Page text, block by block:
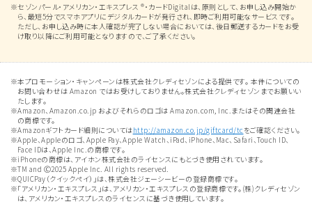
セゾンパール・アメリカン・エキスプレス ®・カードDigitalは、原則として、お申し込み開始か
ら、最短5分でスマホアプリにデジタルカードが発行され、即時ご利用可能なサービスです。
ただし、お申し込み時に本人確認が完了しない場合においては、後日郵送するカードをお受
け取り以降にご利用可能となりますので、ご了承ください。
本プロモーション・キャンペーンは株式会社クレディセゾンによる提供です。 本件についての
お問い合わせは Amazon ではお受けしておりません。株式会社クレディセゾンまでお願いい
たします。
Amazon、Amazon.co.jp およびそれらのロゴは Amazon.com, Inc.またはその関連会社
の商標です。
Amazonギフトカード細則についてはhttp://amazon.co.jp/giftcard/tc をご確認ください。
Apple、Appleのロゴ、Apple Pay、Apple Watch、iPad、iPhone、Mac、Safari、Touch ID、
Face IDは、Apple Inc.の商標です。
iPhoneの商標は、アイホン株式会社のライセンスにもとづき使用されています。
TM and Ⓒ2025 Apple Inc. All rights reserved.
QUICPay（クイックペイ）」は、株式会社ジェーシービーの登録商標です。
「アメリカン・エキスプレス」は、アメリカン・エキスプレスの登録商標です。(株)クレディセゾン
は、アメリカン・エキスプレスのライセンスに基づき使用しています。